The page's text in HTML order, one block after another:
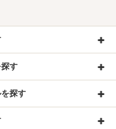
す
探す